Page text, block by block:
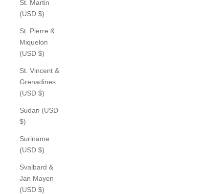
St. Martin
(USD $)
St. Pierre &
Miquelon
(USD $)
St. Vincent &
Grenadines
(USD $)
Sudan (USD
$)
Suriname
(USD $)
Svalbard &
Jan Mayen
(USD $)